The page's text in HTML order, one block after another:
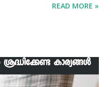
ചേർത്ത് വഴറ്റാം.
വേവിച്ച്
READ MORE »